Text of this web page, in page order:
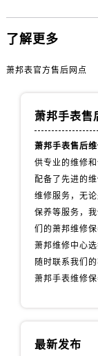
了解更多
萧邦表官方售后网点
萧邦手表售
萧邦手表售后
供专业的维修
配备了先进的
维修服务，无
保养等服务，
们的萧邦维修
萧邦维修中心
随时联系我们
萧邦手表维修保
最新发布